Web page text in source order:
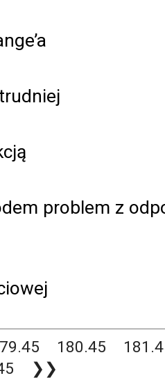
problem z
180.45
❯❯